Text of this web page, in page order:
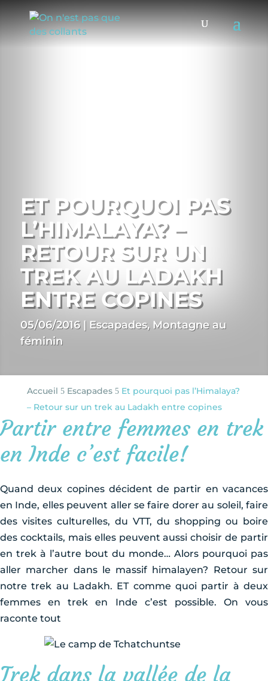
ET POURQUOI PAS
L’HIMALAYA? –
RETOUR SUR UN
TREK AU LADAKH
ENTRE COPINES
05/06/2016| Escapades, Montagne au
féminin
Accueil 5 Escapades 5 Et pourquoi pas l’Himalaya?
– Retour sur un trek au Ladakh entre copines
Partir entre femmes en trek
en Inde c’est facile!
Quand deux copines décident de partir en vacances
en Inde, elles peuvent aller se faire dorer au soleil, faire
des visites culturelles, du VTT, du shopping ou boire
des cocktails, mais elles peuvent aussi choisir de partir
en trek à l’autre bout du monde… Alors pourquoi pas
aller marcher dans le massif himalayen? Retour sur
notre trek au Ladakh. ET comme quoi partir à deux
femmes en trek en Inde c’est possible. On vous
raconte tout
Trek dans la vallée de la